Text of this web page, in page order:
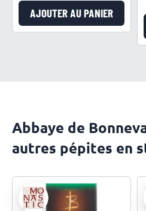
AJOUTER AU PANIER
Abbaye de
autres pépites en